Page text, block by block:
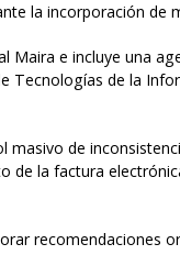
la incorporación de
Maira e incluye una
Tecnologías de la
de
de la factura
recomendaciones